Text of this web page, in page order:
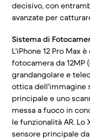
decisivo, con
avanzate per
Sistema di
L'iPhone 12 Pro Max
fotocamera da 12MP
grandangolare e
ottica dell'immagine
principale e uno
messa a fuoco in
le funzionalità AR. Lo
sensore principale